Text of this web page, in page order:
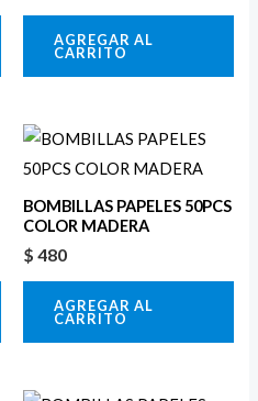
AGREGAR AL
CARRITO
BOMBILLAS PAPELES 50PCS
COLOR MADERA
$ 480
AGREGAR AL
CARRITO